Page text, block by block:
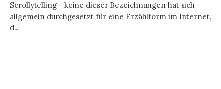
Scrollytelling - keine dieser Bezeichnungen hat sich
allgemein durchgesetzt für eine Erzählform im Internet,
d...